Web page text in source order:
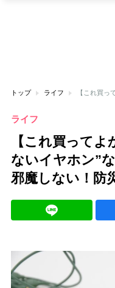
トップ ライフ
ライフ
【これ買って
ないイヤホン”
邪魔しない！防